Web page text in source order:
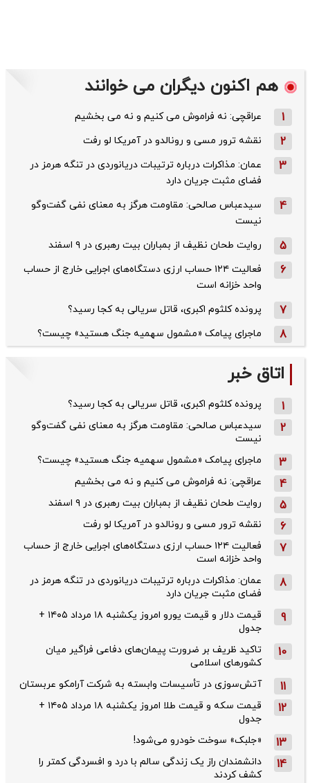
هم اکنون دیگران می خوانند
1 عراقچی: نه فراموش می کنیم و نه می بخشیم
2 نقشه ترور مسی و رونالدو در آمریکا لو رفت
3
عمان: مذاکرات درباره ترتیبات دریانوردی در تنگه هرمز در
فضای مثبت جریان دارد
4
سیدعباس صالحی: مقاومت هرگز به معنای نفی گفت‌وگو
نیست
5 روایت طحان‌ نظیف از بمباران بیت رهبری در ۹ اسفند
6
فعالیت ۱۲۴ حساب ارزی دستگاه‌های اجرایی خارج از حساب
واحد خزانه است
7 پرونده کلثوم اکبری، قاتل سریالی به کجا رسید؟
8 ماجرای پیامک «مشمول سهمیه جنگ هستید» چیست؟
اتاق خبر
1 پرونده کلثوم اکبری، قاتل سریالی به کجا رسید؟
2
سیدعباس صالحی: مقاومت هرگز به معنای نفی گفت‌وگو
نیست
3 ماجرای پیامک «مشمول سهمیه جنگ هستید» چیست؟
4 عراقچی: نه فراموش می کنیم و نه می بخشیم
5 روایت طحان‌ نظیف از بمباران بیت رهبری در ۹ اسفند
6 نقشه ترور مسی و رونالدو در آمریکا لو رفت
7
فعالیت ۱۲۴ حساب ارزی دستگاه‌های اجرایی خارج از حساب
واحد خزانه است
8
عمان: مذاکرات درباره ترتیبات دریانوردی در تنگه هرمز در
فضای مثبت جریان دارد
9
قیمت دلار و قیمت یورو امروز یکشنبه ۱۸ مرداد ۱۴۰۵ +
جدول
10
تاکید ظریف بر ضرورت پیمان‌های دفاعی فراگیر میان
کشورهای اسلامی
11 آتش‌سوزی در تأسیسات وابسته به شرکت آرامکو عربستان
12
قیمت سکه و قیمت طلا امروز یکشنبه ۱۸ مرداد ۱۴۰۵ +
جدول
13 «جلبک» سوخت خودرو می‌شود!
14
دانشمندان راز یک زندگی سالم با درد و افسردگی کمتر را
کشف کردند